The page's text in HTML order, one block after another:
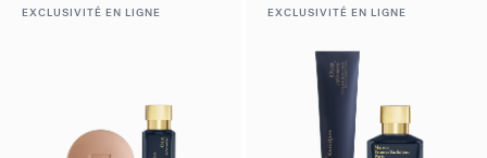
EXCLUSIVITÉ EN LIGNE EXCLUSIVITÉ EN LIGNE